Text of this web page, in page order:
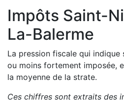
Impôts Saint-
La-Balerme
La pression fiscale qui indique
ou moins fortement imposée,
la moyenne de la strate.
Ces chiffres sont extraits des